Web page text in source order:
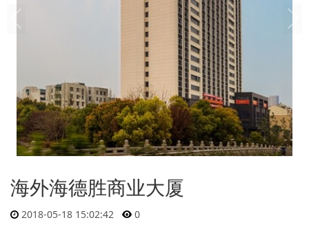
海外海德胜商业大厦
2018-05-18 15:02:42 0